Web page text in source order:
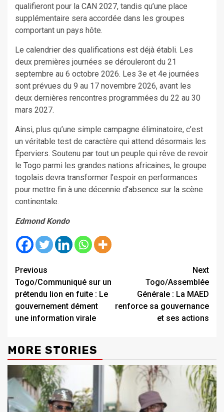
qualifieront pour la CAN 2027, tandis qu’une place
supplémentaire sera accordée dans les groupes
comportant un pays hôte.
Le calendrier des qualifications est déjà établi. Les
deux premières journées se dérouleront du 21
septembre au 6 octobre 2026. Les 3e et 4e journées
sont prévues du 9 au 17 novembre 2026, avant les
deux dernières rencontres programmées du 22 au 30
mars 2027.
Ainsi, plus qu’une simple campagne éliminatoire, c’est
un véritable test de caractère qui attend désormais les
Éperviers. Soutenu par tout un peuple qui rêve de revoir
le Togo parmi les grandes nations africaines, le groupe
togolais devra transformer l’espoir en performances
pour mettre fin à une décennie d’absence sur la scène
continentale.
Edmond Kondo
Continue
Reading
Previous
Togo/Communiqué sur un
prétendu lion en fuite : Le
gouvernement dément
une information virale
Next
Togo/Assemblée
Générale : La MAED
renforce sa gouvernance
et ses actions
MORE STORIES